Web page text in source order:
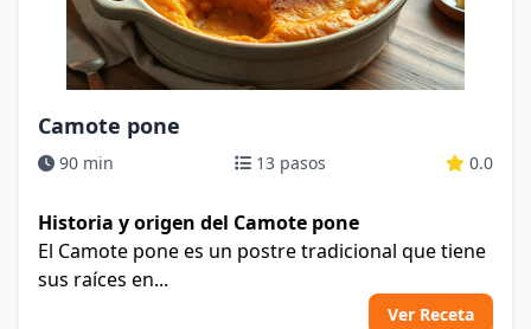
Camote pone
90 min 13 pasos 0.0
Historia y origen del Camote pone
El Camote pone es un postre tradicional que tiene
sus raíces en...
Ver Receta